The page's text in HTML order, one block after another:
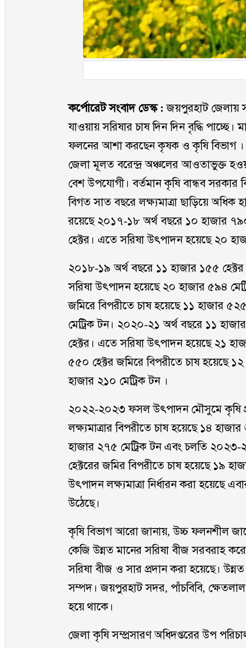
কর্পোরেট সংবাদ ডেস্ক :জয়পুরহাট জেলায়
যাওয়ায় সরিষার চাষ দিন দিন বৃদ্ধি
ফলনের আশা করছেন কৃষক ও কৃষি বিভাগ ।
জেলা মূলত বরেন্দ্র অঞ্চলের আওতাভুক্ত
বেশ উপযোগী। বর্তমান কৃষি বান্ধব সরকার
বিগত সাত বছরে লক্ষ্যমাত্রা ছাড়িয়ে অধিক
রয়েছে ২০১৭-১৮ অর্থ বছরে ১০ হাজার
হেক্টর। এতে সরিষা উৎপাদন হয়েছে ২০
২০১৮-১৯ অর্থ বছরে ১১ হাজার ১৫৫
সরিষা উৎপাদন হয়েছে ২০ হাজার ৫৯৪
জমিরে বিপরীতে চাষ হয়েছে ১১ হাজার
মেট্রিক টন। ২০২০-২১ অর্থ বছরে ১১
হেক্টর। এতে সরিষা উৎপাদন হয়েছে ২১
৫৫০ হেক্টর জমিরে বিপরীতে চাষ হয়েছে
হাজার ২১০ মেট্রিক টন ।
২০২২-২০২৩ ফসল উৎপাদন মৌসুমে কৃষি
লক্ষ্যমাত্রার বিপরীতে চাষ হয়েছে ১৪
হাজার ২৭৫ মেট্রিক টন এবং চলতি ২০২৩-
হেক্টরের জমির বিপরীতে চাষ হয়েছে ১৯
উৎপাদন লক্ষ্যমাত্রা নির্ধারন করা হয়েছে
উঠেছে।
কৃষি বিভাগ আরো জানায়, উচ্চ ফলনশীল
কেজি উন্নত মানের সরিষা বীজ সরবরাহ
সরিষা বীজ ও সার প্রদান করা হয়েছে।
সম্পদ। জয়পুরহাট সদর, পাঁচবিবি,
হয়ে থাকে।
জেলা কৃষি সম্প্রসারণ অধিদপ্তরের উপ